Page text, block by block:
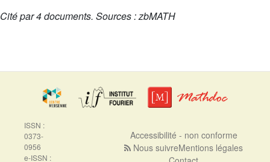
Cité par4 documents. Sources :zbMATH
ISSN :
0373-
0956
e-ISSN :
Accessibilité - non conforme
Nous suivreMentions légales